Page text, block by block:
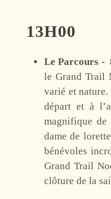
13H00
Le Parcours -
le Grand Trail
varié et
départ et à
magnifique
dame de
bénévoles
Grand Trail
clôture de la